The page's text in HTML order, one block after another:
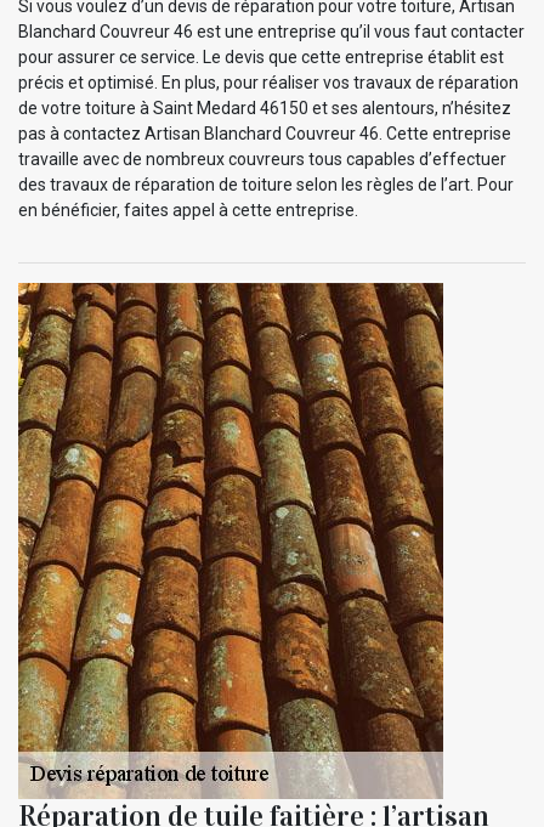
Si vous voulez d’un devis de réparation pour votre toiture, Artisan
Blanchard Couvreur 46 est une entreprise qu’il vous faut contacter
pour assurer ce service. Le devis que cette entreprise établit est
précis et optimisé. En plus, pour réaliser vos travaux de réparation
de votre toiture à Saint Medard 46150 et ses alentours, n’hésitez
pas à contactez Artisan Blanchard Couvreur 46. Cette entreprise
travaille avec de nombreux couvreurs tous capables d’effectuer
des travaux de réparation de toiture selon les règles de l’art. Pour
en bénéficier, faites appel à cette entreprise.
Réparation de tuile faitière : l’artisan